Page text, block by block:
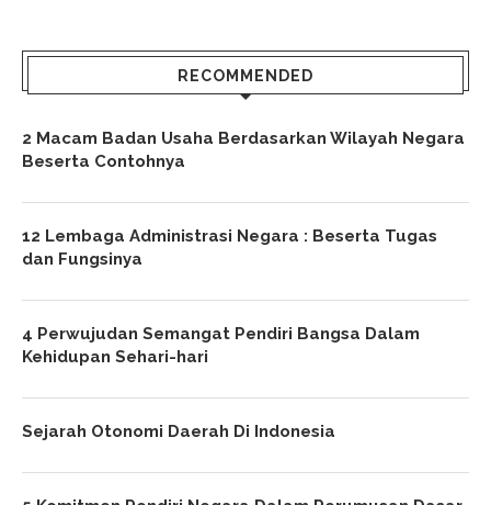
RECOMMENDED
2 Macam Badan Usaha Berdasarkan Wilayah Negara
Beserta Contohnya
12 Lembaga Administrasi Negara : Beserta Tugas
dan Fungsinya
4 Perwujudan Semangat Pendiri Bangsa Dalam
Kehidupan Sehari-hari
Sejarah Otonomi Daerah Di Indonesia